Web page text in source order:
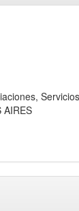
Servicios
AIRES